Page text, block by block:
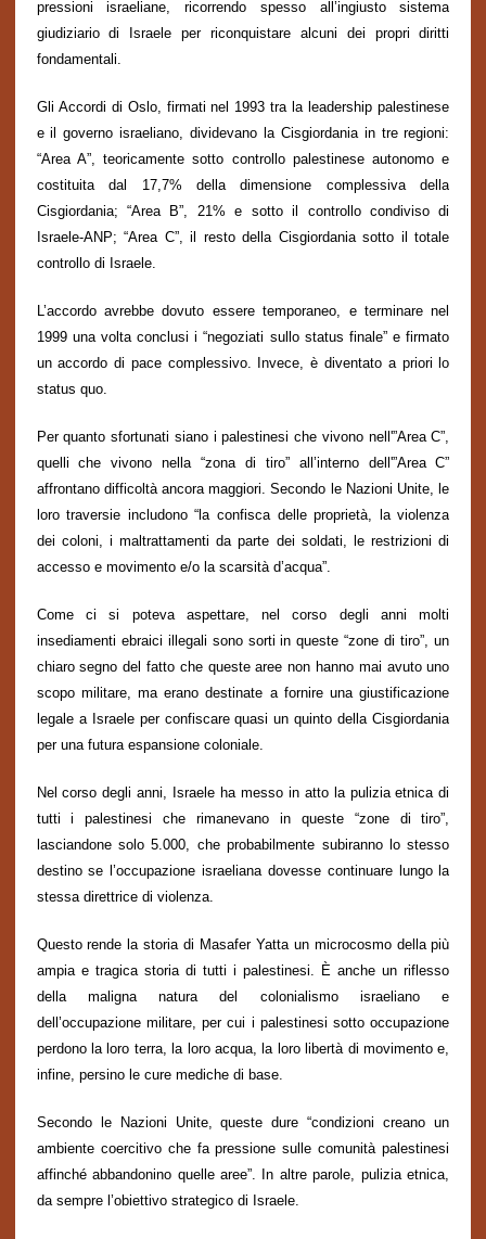
pressioni israeliane, ricorrendo spesso all’ingiusto sistema
giudiziario di Israele per riconquistare alcuni dei propri diritti
fondamentali.
Gli Accordi di Oslo, firmati nel 1993 tra la leadership palestinese
e il governo israeliano, dividevano la Cisgiordania in tre regioni:
“Area A”, teoricamente sotto controllo palestinese autonomo e
costituita dal 17,7% della dimensione complessiva della
Cisgiordania; “Area B”, 21% e sotto il controllo condiviso di
Israele-ANP; “Area C”, il resto della Cisgiordania sotto il totale
controllo di Israele.
L’accordo avrebbe dovuto essere temporaneo, e terminare nel
1999 una volta conclusi i “negoziati sullo status finale” e firmato
un accordo di pace complessivo. Invece, è diventato a priori lo
status quo.
Per quanto sfortunati siano i palestinesi che vivono nell'”Area C”,
quelli che vivono nella “zona di tiro” all’interno dell'”Area C”
affrontano difficoltà ancora maggiori. Secondo le Nazioni Unite, le
loro traversie includono “la confisca delle proprietà, la violenza
dei coloni, i maltrattamenti da parte dei soldati, le restrizioni di
accesso e movimento e/o la scarsità d’acqua”.
Come ci si poteva aspettare, nel corso degli anni molti
insediamenti ebraici illegali sono sorti in queste “zone di tiro”, un
chiaro segno del fatto che queste aree non hanno mai avuto uno
scopo militare, ma erano destinate a fornire una giustificazione
legale a Israele per confiscare quasi un quinto della Cisgiordania
per una futura espansione coloniale.
Nel corso degli anni, Israele ha messo in atto la pulizia etnica di
tutti i palestinesi che rimanevano in queste “zone di tiro”,
lasciandone solo 5.000, che probabilmente subiranno lo stesso
destino se l’occupazione israeliana dovesse continuare lungo la
stessa direttrice di violenza.
Questo rende la storia di Masafer Yatta un microcosmo della più
ampia e tragica storia di tutti i palestinesi. È anche un riflesso
della maligna natura del colonialismo israeliano e
dell’occupazione militare, per cui i palestinesi sotto occupazione
perdono la loro terra, la loro acqua, la loro libertà di movimento e,
infine, persino le cure mediche di base.
Secondo le Nazioni Unite, queste dure “condizioni creano un
ambiente coercitivo che fa pressione sulle comunità palestinesi
affinché abbandonino quelle aree”. In altre parole, pulizia etnica,
da sempre l’obiettivo strategico di Israele.